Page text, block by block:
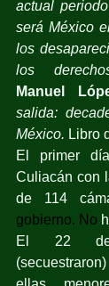
actual
será México
los
los
Manuel
salida:
México. Libro
El primer
Culiacán con
gobierno. No
El 22 de